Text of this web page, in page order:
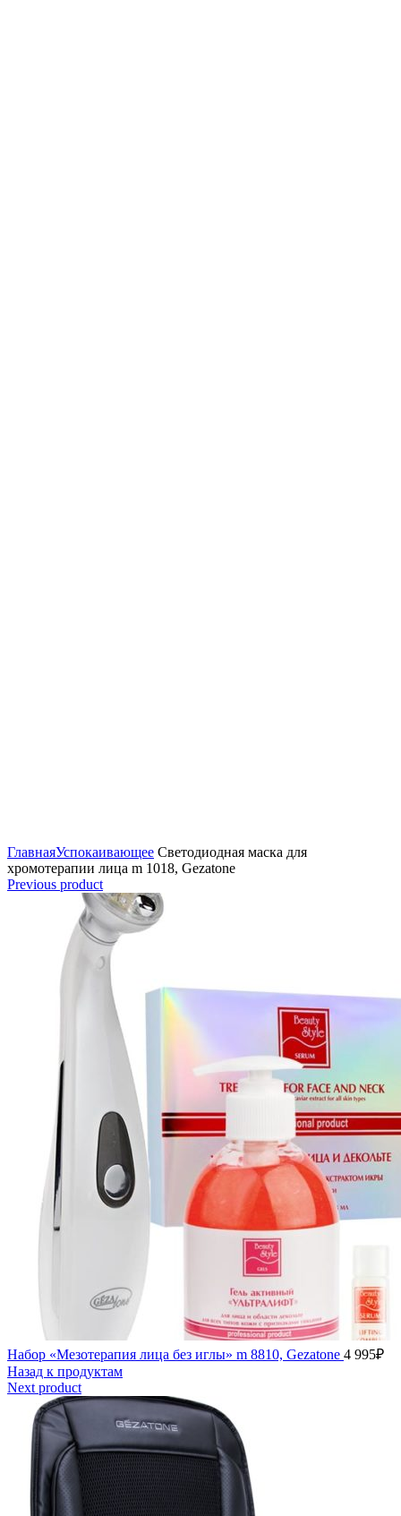
ГлавнаяУспокаивающее Светодиодная маска для
хромотерапии лица m 1018, Gezatone
Previous product
Набор «Мезотерапия лица без иглы» m 8810, Gezatone 4 995₽
Назад к продуктам
Next product